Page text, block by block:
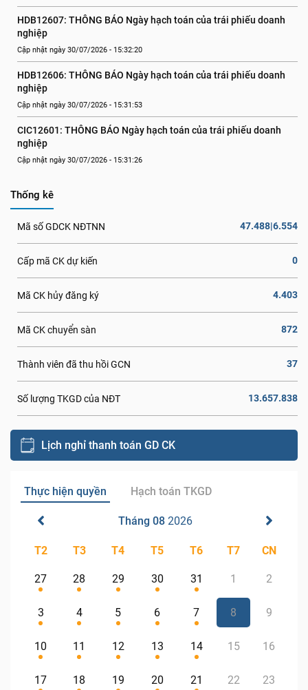
HDB12607: THÔNG BÁO Ngày hạch toán của trái phiếu doanh
nghiệp
Cập nhật ngày 30/07/2026 - 15:32:20
HDB12606: THÔNG BÁO Ngày hạch toán của trái phiếu doanh
nghiệp
Cập nhật ngày 30/07/2026 - 15:31:53
CIC12601: THÔNG BÁO Ngày hạch toán của trái phiếu doanh
nghiệp
Cập nhật ngày 30/07/2026 - 15:31:26
Thống kê
Mã số GDCK NĐTNN 47.488|6.554
Cấp mã CK dự kiến 0
Mã CK hủy đăng ký 4.403
Mã CK chuyển sàn 872
Thành viên đã thu hồi GCN 37
Số lượng TKGD của NĐT 13.657.838
Lịch nghỉ thanh toán GD CK
Thực hiện quyền Hạch toán TKGD
Tháng 08 2026
T2 T3 T4 T5 T6 T7 CN
27 28 29 30 31 1 2
3 4 5 6 7 8 9
10 11 12 13 14 15 16
17 18 19 20 21 22 23